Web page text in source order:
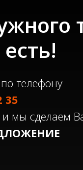
телефону
35
мы сделаем